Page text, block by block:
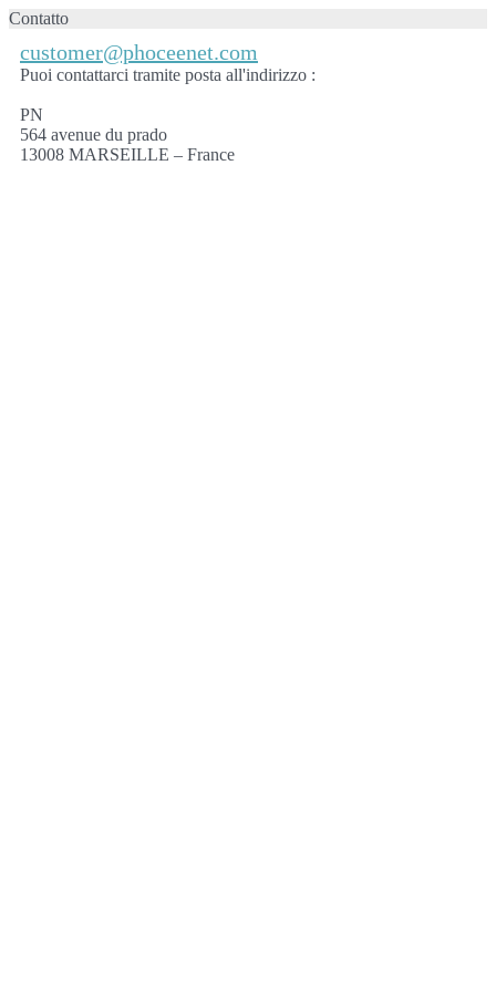
Contatto
customer@phoceenet.com
Puoi contattarci tramite posta all'indirizzo :
PN
564 avenue du prado
13008 MARSEILLE – France